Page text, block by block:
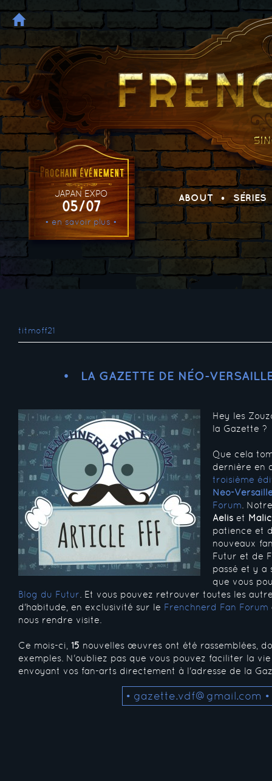
JAPAN EXPO
05/07
• en savoir plus •
ABOUT SÉRIES
titmoff21
LA GAZETTE DE NÉO-
Hey les
la Gazette ?
Que cela
dernière en
troisième
Néo-
Forum .
Aelis et
patience et
nouveaux
Futur et de
passé et y a
que vous
Blog du Futur . Et vous pouvez retrouver toutes les
d'habitude, en exclusivité sur le Frenchnerd Fan Forum
nous rendre visite.
Ce mois-ci, 15 nouvelles œuvres ont été rassemblées,
exemples. N'oubliez pas que vous pouvez faciliter la
envoyant vos fan-arts directement à l'adresse de la
• gazette.vdf@gmail.com •